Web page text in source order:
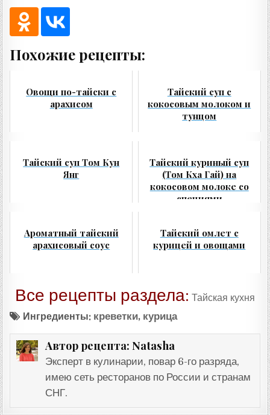
Похожие рецепты:
Овощи по-тайски с
арахисом
Тайский суп с
кокосовым молоком и
тунцом
Тайский суп Том Кун
Янг
Тайский куриный суп
(Том Кха Гай) на
кокосовом молоке со
специями
Ароматный тайский
арахисовый соус
Тайский омлет с
курицей и овощами
Все рецепты раздела: Тайская кухня
Ингредиенты: креветки, курица
Автор рецепта: Natasha
Эксперт в кулинарии, повар 6-го разряда,
имею сеть ресторанов по России и странам
СНГ.